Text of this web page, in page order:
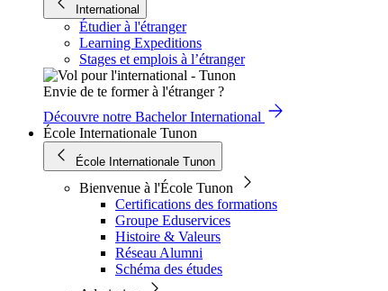
International
Étudier à l'étranger
Learning Expeditions
Stages et emplois à l’étranger
Envie de te former à l'étranger ?
Découvre notre Bachelor International
École Internationale Tunon
École Internationale Tunon
Bienvenue à l'École Tunon
Certifications des formations
Groupe Eduservices
Histoire & Valeurs
Réseau Alumni
Schéma des études